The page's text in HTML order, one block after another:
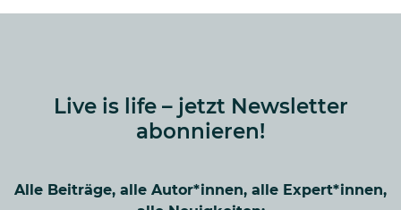
Live is life – jetzt Newsletter
abonnieren!
Alle Beiträge, alle Autor*innen, alle Expert*innen,